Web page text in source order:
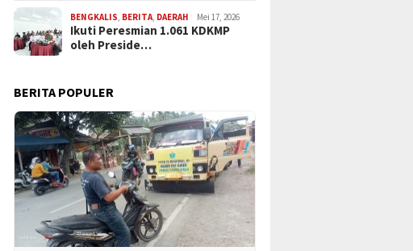
BENGKALIS BERITA DAERAH Mei 17, 2026
Ikuti Peresmian 1.061 KDKMP
oleh Preside…
BERITA POPULER